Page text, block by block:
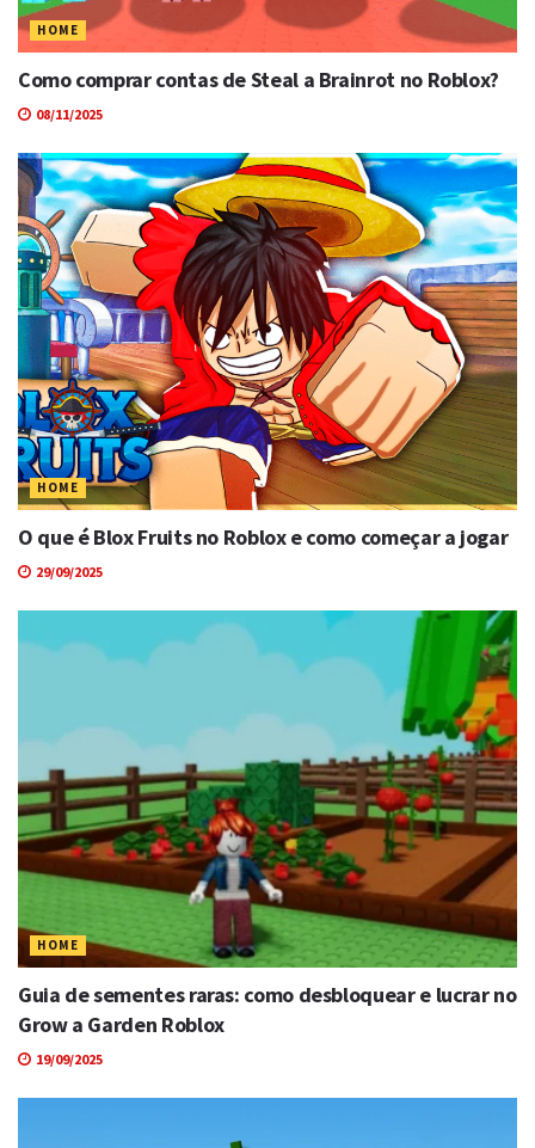
HOME
Como comprar contas de Steal a Brainrot no Roblox?
08/11/2025
HOME
O que é Blox Fruits no Roblox e como começar a jogar
29/09/2025
HOME
Guia de sementes raras: como desbloquear e lucrar no
Grow a Garden Roblox
19/09/2025